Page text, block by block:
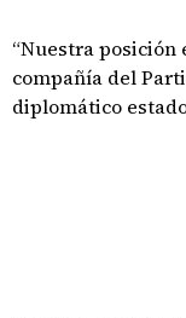
“Nuestra posición
compañía del
diplomático